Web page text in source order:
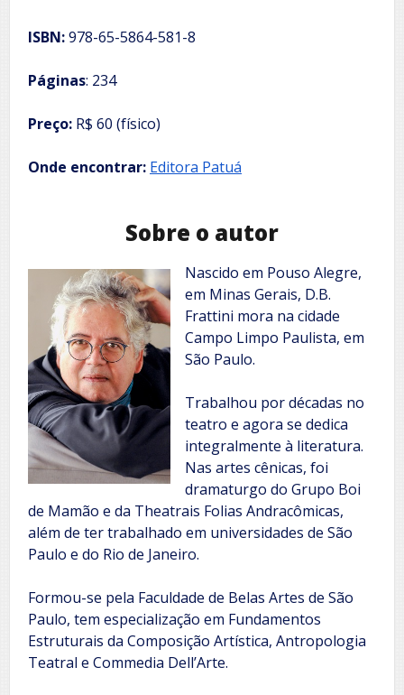
ISBN:978-65-5864-581-8
Páginas: 234
Preço: R$ 60 (físico)
Onde encontrar: Editora Patuá
Sobre o autor
Nascido em Pouso Alegre,
em Minas Gerais, D.B.
Frattini mora na cidade
Campo Limpo Paulista, em
São Paulo.
Trabalhou por décadas no
teatro e agora se dedica
integralmente à literatura.
Nas artes cênicas, foi
dramaturgo do Grupo Boi
de Mamão e da Theatrais Folias Andracômicas,
além de ter trabalhado em universidades de São
Paulo e do Rio de Janeiro.
Formou-se pela Faculdade de Belas Artes de São
Paulo, tem especialização em Fundamentos
Estruturais da Composição Artística, Antropologia
Teatral e Commedia Dell’Arte.